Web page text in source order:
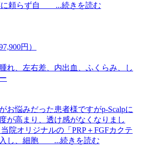
に頼らず自 ...続きを読む
円）
れ、左右差、内出血、ふくらみ、し
お悩みだった患者様ですがp-Scalpに
が高まり、透け感がなくなりまし
院オリジナルの「PRP＋FGFカクテ
入し、細胞 ...続きを読む